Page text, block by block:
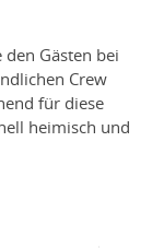
Gästen bei
Crew
für diese
heimisch und